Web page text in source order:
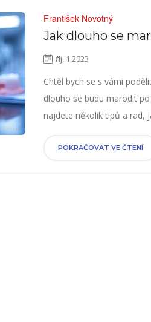
František Novotný
Jak dlouho se
říj, 1 2023
Chtěl bych se s vámi
dlouho se budu marodit
najdete několik tipů a rad,
naše odhadované doby
POKRAČOVAT VE ČTENÍ